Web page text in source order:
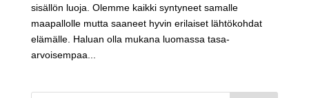
sisällön luoja. Olemme kaikki syntyneet samalle
maapallolle mutta saaneet hyvin erilaiset lähtökohdat
elämälle. Haluan olla mukana luomassa tasa-
arvoisempaa...